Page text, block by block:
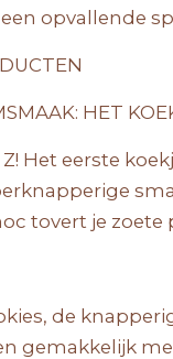
opvallende
HET
Het eerste
tovert je
de
gemakkelijk